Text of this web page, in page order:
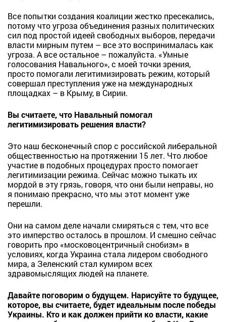
Все попытки создания коалиции жестко пресекались,
потому что угроза объединения разных политических
сил под простой идеей свободных выборов, передачи
власти мирным путем – все это воспринималась как
угроза. А все остальное – пожалуйста. «Умные
голосования Навального», с моей точки зрения,
просто помогали легитимизировать режим, который
совершал преступления уже на международных
площадках – в Крыму, в Сирии.
Вы считаете, что Навальный помогал
легитимизировать решения власти?
Это наш бесконечный спор с российской либеральной
общественностью на протяжении 15 лет. Что любое
участие в подобных процедурах просто помогает
легитимизации режима. Сейчас можно тыкать их
мордой в эту грязь, говоря, что они были неправы, но
я понимаю прекрасно, что мы этот момент уже
перешли.
Они на самом деле начали смиряться с тем, что все
это имперство осталось в прошлом. И смешно сейчас
говорить про «московоцентричный снобизм» в
условиях, когда Украина стала лидером свободного
мира, а Зеленский стал кумиром всех
здравомыслящих людей на планете.
Давайте поговорим о будущем. Нарисуйте то будущее,
которое, вы считаете, будет идеальным после победы
Украины. Кто и как должен прийти ко власти, какие